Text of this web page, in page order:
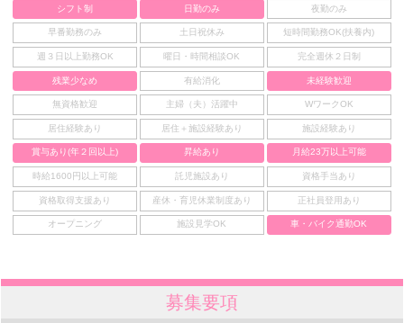
シフト制 日勤のみ 夜勤のみ
早番勤務のみ 土日祝休み 短時間勤務OK(扶養内)
週３日以上勤務OK 曜日・時間相談OK 完全週休２日制
残業少なめ 有給消化 未経験歓迎
無資格歓迎 主婦（夫）活躍中 WワークOK
居住経験あり 居住＋施設経験あり 施設経験あり
賞与あり(年２回以上) 昇給あり 月給23万以上可能
時給1600円以上可能 託児施設あり 資格手当あり
資格取得支援あり 産休・育児休業制度あり 正社員登用あり
オープニング 施設見学OK 車・バイク通勤OK
募集要項